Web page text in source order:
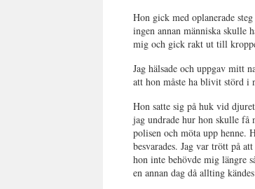
Hon gick med oplanerade
ingen annan människa skulle
mig och gick rakt ut till
Jag hälsade och uppgav mitt
att hon måste ha blivit störd i
Hon satte sig på huk vid
jag undrade hur hon skulle få
polisen och möta upp henne.
besvarades. Jag var trött på
hon inte behövde mig längre
en annan dag då allting